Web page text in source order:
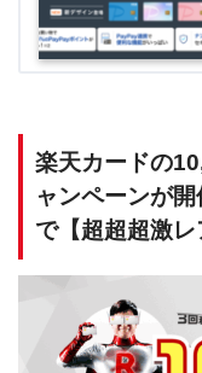
楽天カードの
ャンペーンが
で【超超超激レ